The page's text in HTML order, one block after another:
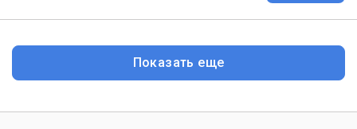
Показать еще